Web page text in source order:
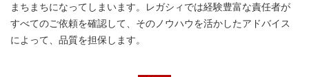
まちまちになってしまいます。レガシィでは経験豊富な責任者が
すべてのご依頼を確認して、そのノウハウを活かしたアドバイス
によって、品質を担保します。